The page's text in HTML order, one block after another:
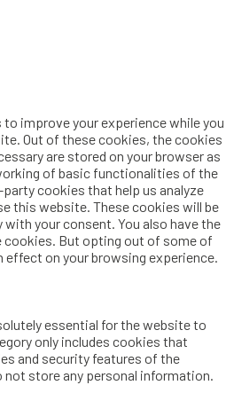
improve your experience while you
Out of these cookies, the cookies
are stored on your browser as
of basic functionalities of the
cookies that help us analyze
this website. These cookies will be
your consent. You also have the
But opting out of some of
effect on your browsing experience.
essential for the website to
only includes cookies that
and security features of the
store any personal information.